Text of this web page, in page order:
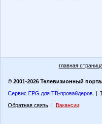
главная
© 2001-2026 Телевизионный
Сервис EPG для ТВ-провайдеров |
Обратная связь | Вакансии